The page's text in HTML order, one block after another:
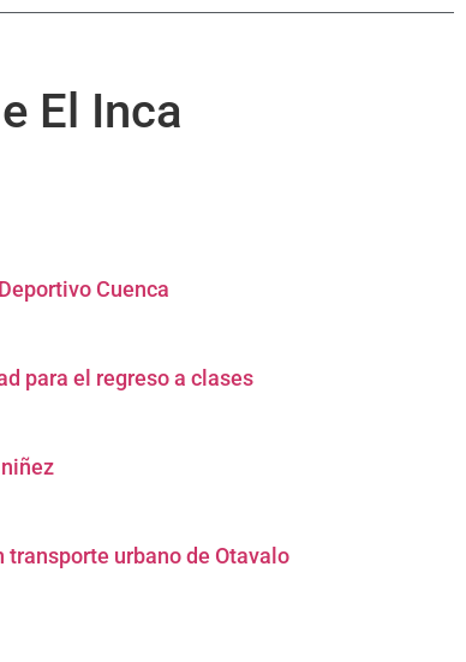
El Inca
Cuenca
para el regreso a clases
transporte urbano de Otavalo